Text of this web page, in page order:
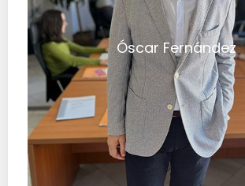
Óscar Fernández